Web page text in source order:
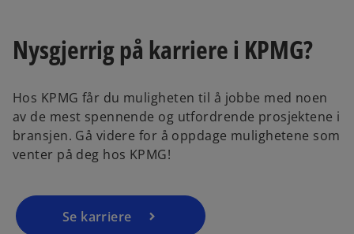
b
Nysgjerrig på karriere i KPMG?
Hos KPMG får du muligheten til å jobbe med noen
av de mest spennende og utfordrende prosjektene i
bransjen. Gå videre for å oppdage mulighetene som
venter på deg hos KPMG!
Se karriere